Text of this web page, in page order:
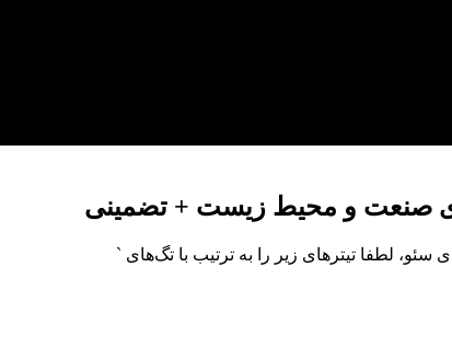
صنعت و محیط زیست + تضمینی
لطفا تیترهای زیر را به ترتیب با تگ‌های `